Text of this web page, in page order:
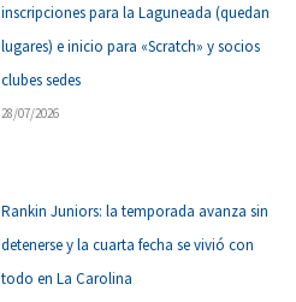
inscripciones para la Laguneada (quedan
lugares) e inicio para «Scratch» y socios
clubes sedes
28/07/2026
Rankin Juniors: la temporada avanza sin
detenerse y la cuarta fecha se vivió con
todo en La Carolina